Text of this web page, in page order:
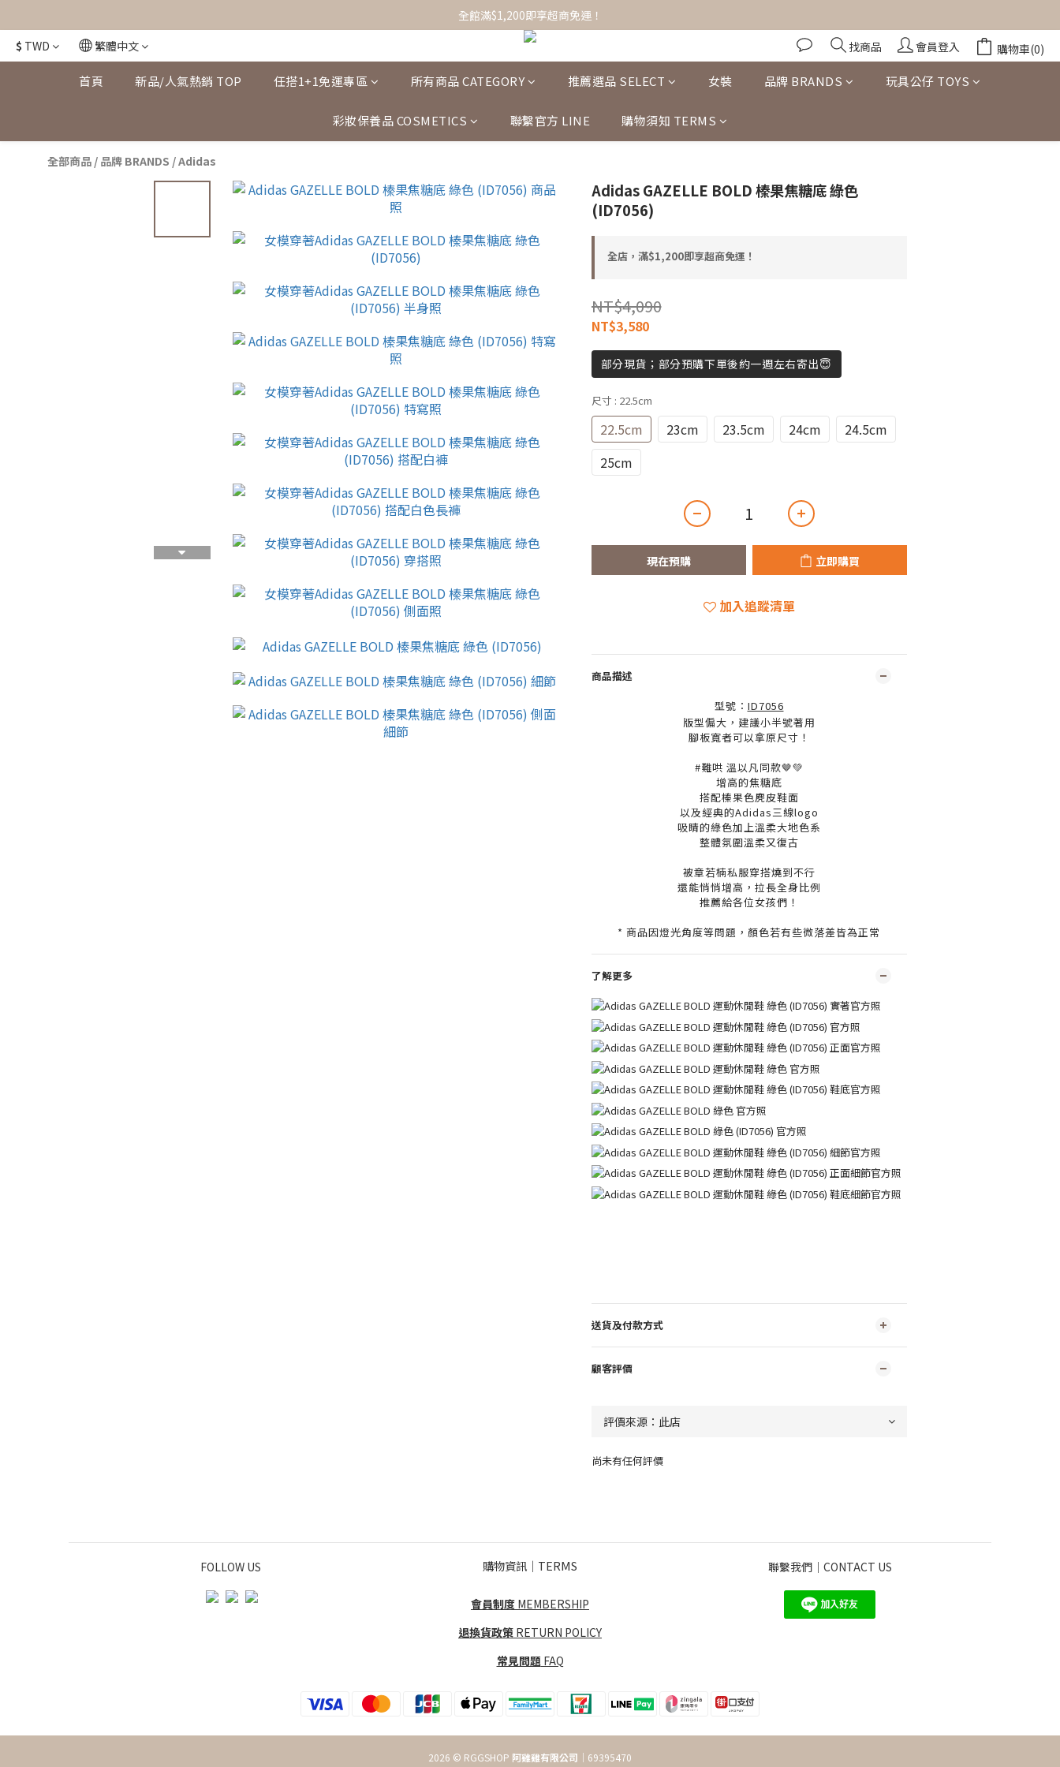
全館滿$1,200即享超商免運！
全館滿$1,200即享超商免運！
選品服飾/女裝/配件小物，任搭1+1免運！
全館滿$1,200即享超商免運！
$ TWD 繁體中文 找商品 會員登入 購物車(0)
首頁 新品/人氣熱銷 TOP 任搭1+1免運專區 所有商品 CATEGORY 推薦選品 SELECT 女裝 品牌 BRANDS 玩具公仔 TOYS
彩妝保養品 COSMETICS 聯繫官方 LINE 購物須知 TERMS
全部商品 / 品牌 BRANDS /Adidas
Adidas GAZELLE BOLD 榛果焦糖底 綠色
(ID7056)
全店，滿$1,200即享超商免運！
NT$4,090
NT$3,580
部分現貨；部分預購下單後約一週左右寄出😇
尺寸 : 22.5cm
22.5cm 23cm 23.5cm 24cm
24.5cm
25cm
現在預購 立即購買
加入追蹤清單
商品描述
型號： ID7056
版型偏大，建議小半號著用
腳板寬者可以拿原尺寸！
#難哄 溫以凡同款🤎💚
增高的焦糖底
搭配榛果色麂皮鞋面
以及經典的Adidas三線logo
吸睛的綠色加上溫柔大地色系
整體氛圍溫柔又復古
被章若楠私服穿搭燒到不行
還能悄悄增高，拉長全身比例
推薦給各位女孩們！
* 商品因燈光角度等問題，顏色若有些微落差皆為正常
了解更多
送貨及付款方式
顧客評價
尚未有任何評價
FOLLOW US 購物資訊｜TERMS
會員制度 MEMBERSHIP
退換貨政策 RETURN POLICY
常見問題 FAQ
聯繫我們｜CONTACT US
2026 © RGGSHOP 阿雞雞有限公司 ｜69395470